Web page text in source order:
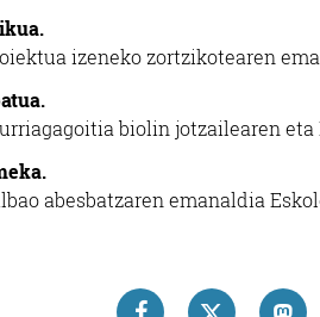
izeneko zortzikotearen
biolin jotzailearen
abesbatzaren emanaldia